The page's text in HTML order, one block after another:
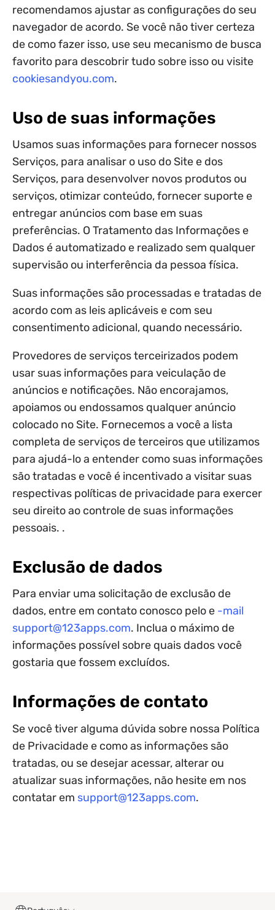
recomendamos ajustar as configurações do seu
navegador de acordo. Se você não tiver certeza
de como fazer isso, use seu mecanismo de busca
favorito para descobrir tudo sobre isso ou visite
cookiesandyou.com.
Uso de suas informações
Usamos suas informações para fornecer nossos
Serviços, para analisar o uso do Site e dos
Serviços, para desenvolver novos produtos ou
serviços, otimizar conteúdo, fornecer suporte e
entregar anúncios com base em suas
preferências. O Tratamento das Informações e
Dados é automatizado e realizado sem qualquer
supervisão ou interferência da pessoa física.
Suas informações são processadas e tratadas de
acordo com as leis aplicáveis e com seu
consentimento adicional, quando necessário.
Provedores de serviços terceirizados podem
usar suas informações para veiculação de
anúncios e notificações. Não encorajamos,
apoiamos ou endossamos qualquer anúncio
colocado no Site. Fornecemos a você a lista
completa de serviços de terceiros que utilizamos
para ajudá-lo a entender como suas informações
são tratadas e você é incentivado a visitar suas
respectivas políticas de privacidade para exercer
seu direito ao controle de suas informações
pessoais. .
Exclusão de dados
Para enviar uma solicitação de exclusão de
dados, entre em contato conosco pelo e -mail
support@123apps.com. Inclua o máximo de
informações possível sobre quais dados você
gostaria que fossem excluídos.
Informações de contato
Se você tiver alguma dúvida sobre nossa Política
de Privacidade e como as informações são
tratadas, ou se desejar acessar, alterar ou
atualizar suas informações, não hesite em nos
contatar em support@123apps.com.